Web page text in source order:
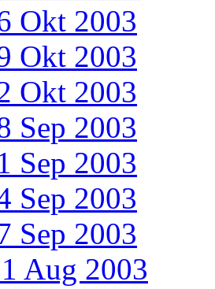
Okt 2003
Okt 2003
Okt 2003
Sep 2003
Sep 2003
Sep 2003
Sep 2003
Aug 2003